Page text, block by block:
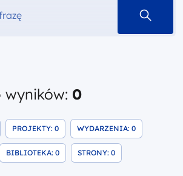
szukaj
wyników: 0
WYNIKI SZUKANIA
PROJEKTY: 0ZNALEZIONE WYNIKI SZUKANIA
WYDARZENIA: 0
ZNALEZIONE
WYNIKI SZUKANIA
BIBLIOTEKA: 0ZNALEZIONE WYNIKI SZUKANIA
STRONY: 0ZNALEZIONE WYNIKI